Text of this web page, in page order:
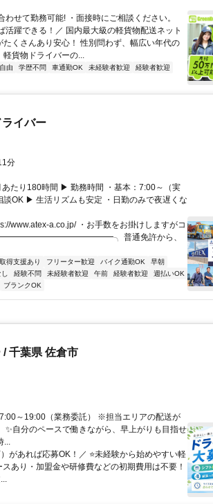
わせて勤務可能! ・面接時にご相談ください。
活躍できる！／ 国内最大級の軽貨物配送ネット
くさんあり安心！ 性別問わず、幅広い年代の
貨物ドライバーの...
由 学歴不問 車通勤OK 未経験者歓迎
経験者歓迎
イバー
分
たり180時間 ▶ 勤務時間 ・基本：7:00～（実
OK ▶ 生活リズムも安定 ・日勤のみで夜遅くな
www.atex-a.co.jp/ ・お手数をお掛けしますがコ
普通免許から、
得支援あり フリーター歓迎 バイク通勤OK
早朝
経験不問 未経験者歓迎 午前 経験者歓迎
週払いOK
ブランクOK
千葉県 佐倉市
～19:00（業務委託） ※担当エリアの配送が
✨自分のペースで働きながら、早上がりも目指せ
...
があれば応募OK！／ ⭐️未経験から始めやすい軽
あり・加盟金や研修費などの初期費用は不要！